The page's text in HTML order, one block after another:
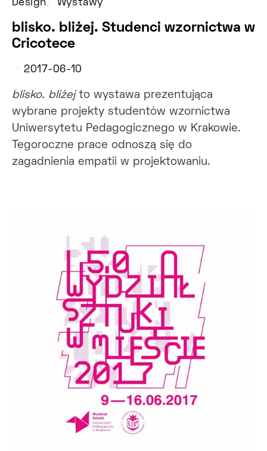
Design Wystawy
blisko. bliżej. Studenci wzornictwa w
Cricotece
2017-06-10
blisko. bliżejto wystawa prezentująca
wybrane projekty studentów wzornictwa
Uniwersytetu Pedagogicznego w Krakowie.
Tegoroczne prace odnoszą się do
zagadnienia empatii w projektowaniu.